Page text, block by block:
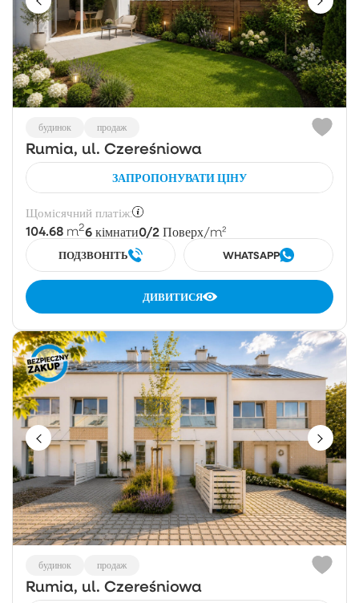
будинок продаж
Rumia, ul. Czereśniowa
ЗАПРОПОНУВАТИ ЦІНУ
Щомісячний платіж:
104.68 m26 кімнати0/2 Поверх/m²
ПОДЗВОНІТЬ WHATSAPP
ДИВИТИСЯ
будинок продаж
Rumia, ul. Czereśniowa